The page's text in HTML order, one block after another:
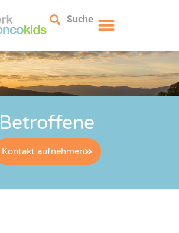
Suche
Betroffene
Kontakt aufnehmen